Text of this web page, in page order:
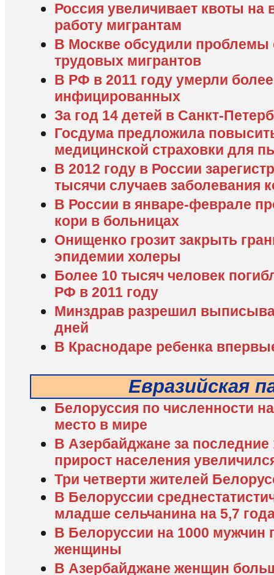
Россия увеличивает квоты
работу мигрантам
В Москве обсудили проблемы
трудовых мигрантов
В РФ в 2011 году умерли
инфицированных
За год 14 детей в Санкт-
Госдума предложила
медицинской страховки для
В 2012 году в России
тысячи случаев заболевания
В России в январе-феврале
кори в больницах
Онищенко грозит закрыть
эпидемии холеры
Более 10 тысяч человек
РФ в 2011 году
Минздрав разрешил
дней
В Краснодаре ребенка
Евразийская
Белоруссия по численности
место в мире
В Азербайджане за последние
прирост населения
Три четверти жителей
В Белоруссии
младше сельчанина на 5,7
В Белоруссии на 1000 мужчин
женщины
В Азербайджане женщин